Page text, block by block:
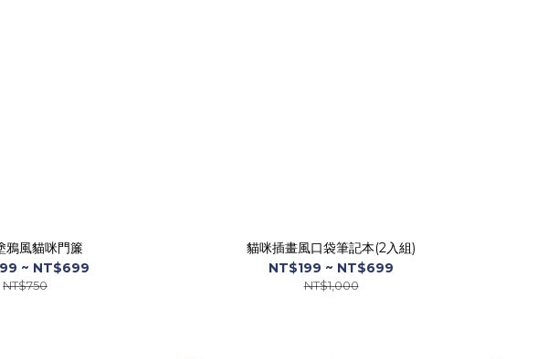
鴉風貓咪門簾
~ NT$699
NT$750
貓咪插畫風口袋筆記本(2入組)
NT$199 ~ NT$699
NT$1,000